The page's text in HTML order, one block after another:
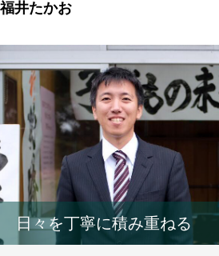
福井たかお
日々を丁寧に積み重ねる
福津への想いと実績
重点政策と市役所活性化策
プロフィール
市政方針ーまちの未来を再設計ー